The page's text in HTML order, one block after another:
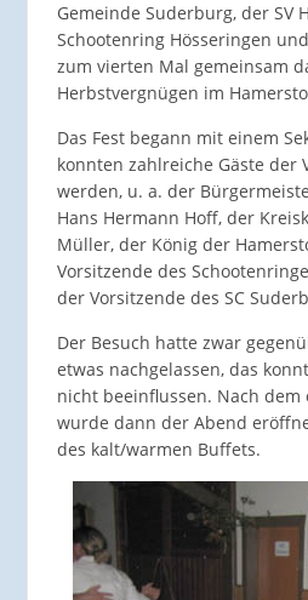
Gemeinde Suderburg, der SV
Schootenring Hösseringen
zum vierten Mal gemeinsam
Herbstvergnügen im
Das Fest begann mit einem
konnten zahlreiche Gäste der
werden, u. a. der
Hans Hermann Hoff, der
Müller, der König der
Vorsitzende des
der Vorsitzende des SC
Der Besuch hatte zwar
etwas nachgelassen, das
nicht beeinflussen. Nach
wurde dann der Abend
des kalt/warmen Buffets.